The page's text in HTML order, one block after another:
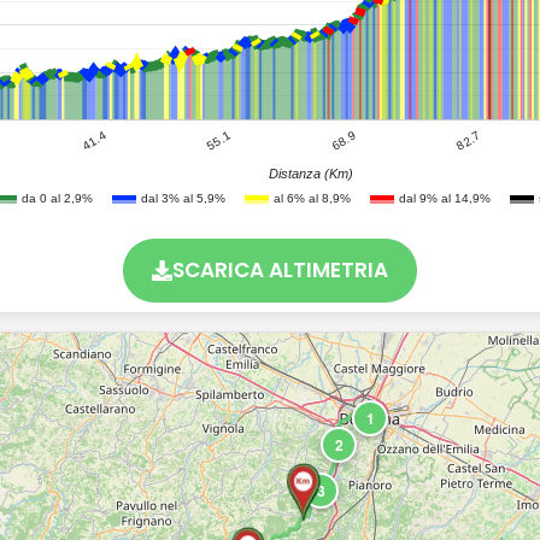
da 0 al 2,9% dal 3% al 5,9% al 6% al 8,9% dal 9% al 14,9%
41.4 55.1 68.9 82.7
Distanza (Km)
SCARICA ALTIMETRIA
1
2
3